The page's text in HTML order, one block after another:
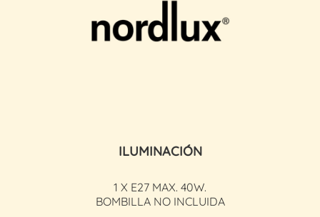
ILUMINACIÓN
1 X E27 MAX. 40W.
BOMBILLA NO INCLUIDA